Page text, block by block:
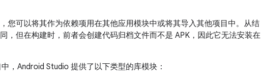
您可以将其作为依赖项用在其他应用模块中或将其导入其他项目中。从结
，但在构建时，前者会创建代码归档文件而不是 APK，因此它无法安装在
，Android Studio 提供了以下类型的库模块：